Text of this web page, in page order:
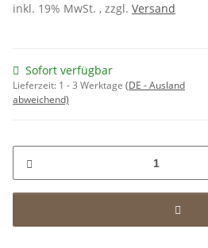
inkl. 19% MwSt. , zzgl. Versand
Sofort verfügbar
Lieferzeit: 1 - 3 Werktage (DE - Ausland
abweichend)